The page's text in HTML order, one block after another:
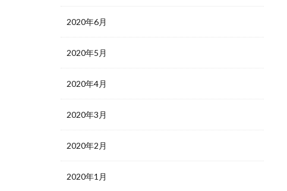
2020年6月
2020年5月
2020年4月
2020年3月
2020年2月
2020年1月